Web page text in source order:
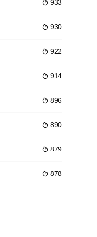
镖并与其暗生情愫，后来帅气
、腹黑蛟龙结血契，二人成为
恋，却因阶级差异，遭到了苍
年的屠城之辱时，却发现百姓
 933
 930
 922
 914
 896
 890
 879
 878